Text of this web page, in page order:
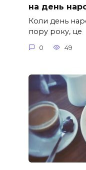
на день
Коли день
пору року, це
0 49